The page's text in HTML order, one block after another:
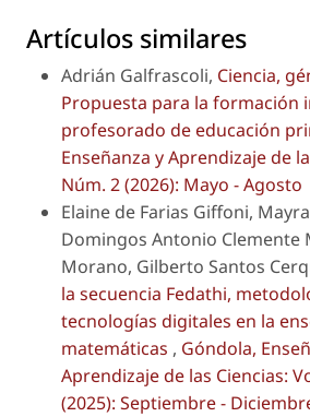
Artículos similares
Adrián Galfrascoli, Ciencia,
Propuesta para la formación
profesorado de educación
Enseñanza y Aprendizaje de
Núm. 2 (2026): Mayo - Agosto
Elaine de Farias Giffoni,
Domingos Antonio Clemente
Morano, Gilberto Santos
la secuencia Fedathi,
tecnologías digitales en la
matemáticas , Góndola,
Aprendizaje de las Ciencias:
(2025): Septiembre -